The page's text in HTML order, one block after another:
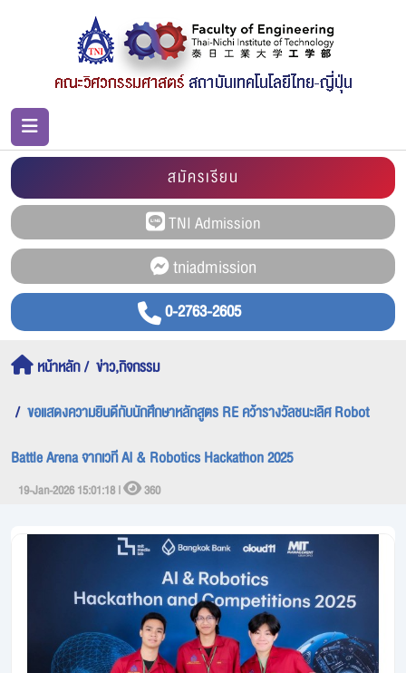
0-2763-2605
สมัครเรียน
หน้าหลัก
ข่าว,กิจกรรม
ขอแสดงความยินดีกับนักศึกษาหลักสูตร RE คว้ารางวัลชนะเลิศ Robot
Battle Arena จากเวที AI & Robotics Hackathon 2025
19-Jan-2026 15:01:18 | 360